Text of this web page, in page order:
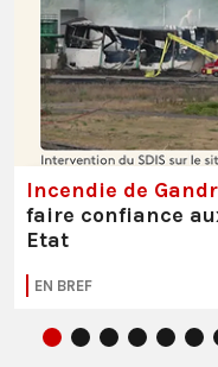
Incendie de
faire confiance
Etat
EN BREF